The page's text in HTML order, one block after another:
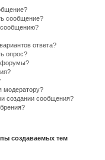
сообщение?
сообщению?
ответа?
опрос?
форумы?
модератору?
создании сообщения?
создаваемых тем